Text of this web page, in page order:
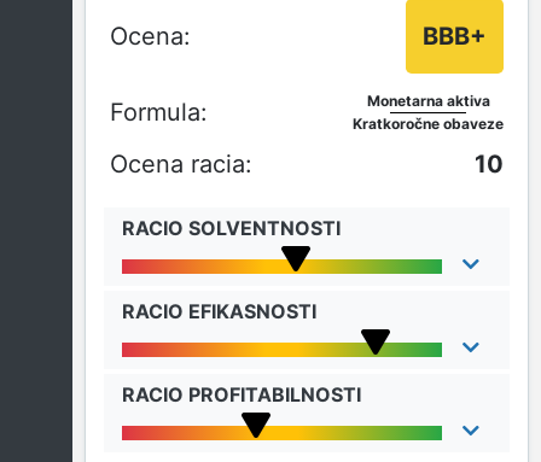
BBB+
Monetarna aktiva
Kratkoročne obaveze
10
RACIO SOLVENTNOSTI
RACIO EFIKASNOSTI
RACIO PROFITABILNOSTI